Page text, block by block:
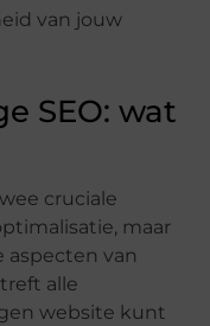
van jouw
SEO: wat
cruciale
maar
aspecten van
alle
website kunt